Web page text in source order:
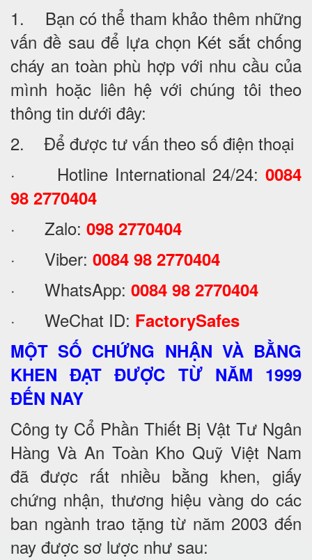
1. Bạn có thể tham khảo thêm những
vấn đề sau để lựa chọn Két sắt chống
cháy an toàn phù hợp với nhu cầu của
mình hoặc liên hệ với chúng tôi theo
thông tin dưới đây:
2. Để được tư vấn theo số điện thoại
· Hotline International 24/24: 0084
98 2770404
· Zalo: 098 2770404
· Viber: 0084 98 2770404
· WhatsApp: 0084 98 2770404
· WeChat ID: FactorySafes
MỘT SỐ CHỨNG NHẬN VÀ BẰNG
KHEN ĐẠT ĐƯỢC TỪ NĂM 1999
ĐẾN NAY
Công ty Cổ Phần Thiết Bị Vật Tư Ngân
Hàng Và An Toàn Kho Quỹ Việt Nam
đã được rất nhiều bằng khen, giấy
chứng nhận, thương hiệu vàng do các
ban ngành trao tặng từ năm 2003 đến
nay được sơ lược như sau: